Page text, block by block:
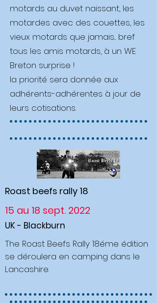
motards au duvet naissant, les
motardes avec des couettes, les
vieux motards que jamais... bref
tous les amis motards, à un WE
Breton surprise !
la priorité sera donnée aux
adhérents-adhérentes à jour de
leurs cotisations.
Roast beefs rally 18
15 au 18 sept. 2022
UK - Blackburn
The Roast Beefs Rally 18éme édition
se déroulera en camping dans le
Lancashire.